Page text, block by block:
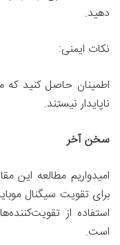
دهید.
نکات ایمنی:
اطمینان حاصل کنید که
ناپایدار نیستند.
سخن آخر
امیدواریم مطالعه این
برای تقویت سیگنال
استفاده از
است.